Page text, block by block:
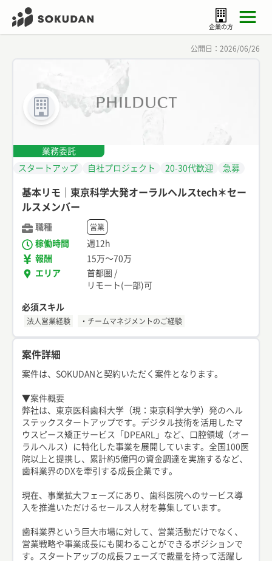
企業の方
公開日： 2026/06/26
業務委託
スタートアップ
自社プロジェクト 20-30代歓迎 急募
基本リモ｜東京科学大発オーラルヘルスtech＊セー
ルスメンバー
職種 営業
稼働時間
週12h
報酬
15万〜70万
エリア
首都圏 /
リモート(一部)可
必須スキル
法人営業経験 ・チームマネジメントのご経験
案件詳細
案件は、SOKUDANと契約いただく案件となります。
▼案件概要
弊社は、東京医科歯科大学（現：東京科学大学）発のヘル
ステックスタートアップです。デジタル技術を活用したマ
ウスピース矯正サービス「DPEARL」など、口腔領域（オー
ラルヘルス）に特化した事業を展開しています。全国100医
院以上と提携し、累計約5億円の資金調達を実施するなど、
歯科業界のDXを牽引する成長企業です。
現在、事業拡大フェーズにあり、歯科医院へのサービス導
入を推進いただけるセールス人材を募集しています。
歯科業界という巨大市場に対して、営業活動だけでなく、
営業戦略や事業成長にも関わることができるポジションで
す。スタートアップの成長フェーズで裁量を持って活躍し